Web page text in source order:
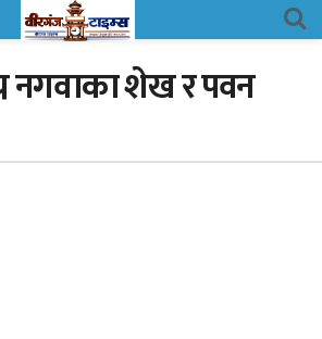
नगवाका शेख र पवन